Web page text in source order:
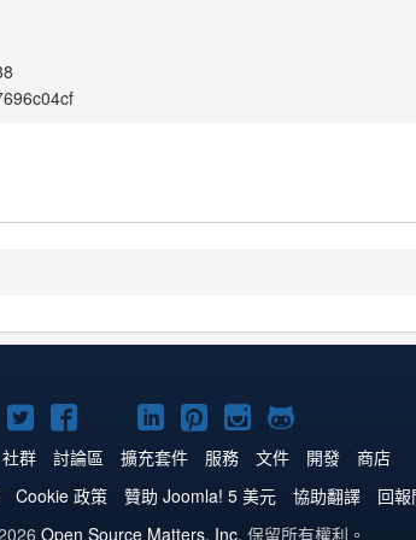
Twitter
上
的
Facebook
上
的
YouTube
上
的
Linkedln
上
的
Pinterest
上
的
Instagram
上
的
GitHub
上
的
社群 討論區 擴充套件 服務 文件 開發
商店
Cookie 政策 贊助 Joomla! 5 美元 協助翻譯 回
Open Source Matters, Inc. 保留所有權利。